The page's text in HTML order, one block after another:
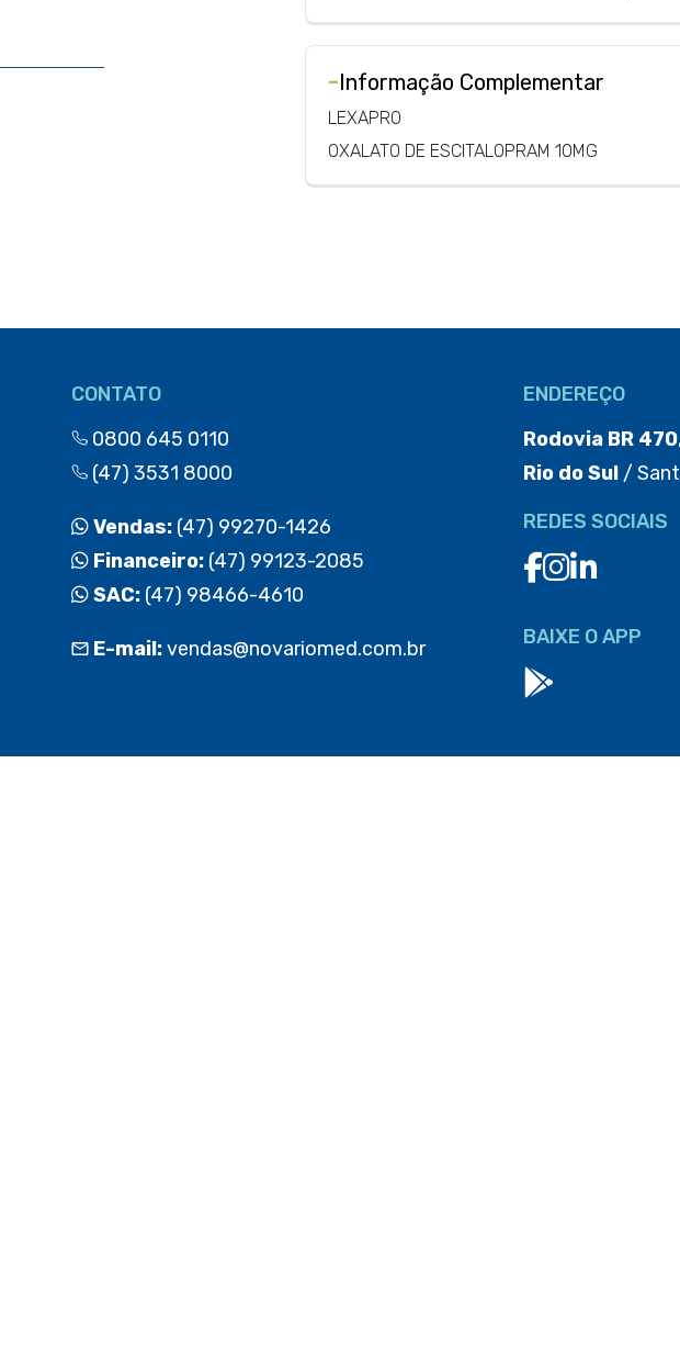
-Informação Complementar
LEXAPRO
OXALATO DE ESCITALOPRAM 10MG
CONTATO
0800 645 0110
(47) 3531 8000
Vendas: (47) 99270-1426
Financeiro: (47) 99123-2085
SAC: (47) 98466-4610
E-mail:vendas@novariomed.com.br
ENDEREÇO
Rodovia BR 470
Rio do Sul/
REDES SOCIAIS
BAIXE O APP